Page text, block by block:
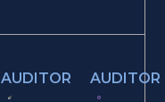
AUDITOR AUDITOR